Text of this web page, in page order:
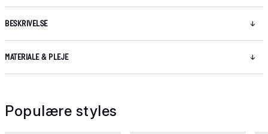
BESKRIVELSE
MATERIALE & PLEJE
Populære styles